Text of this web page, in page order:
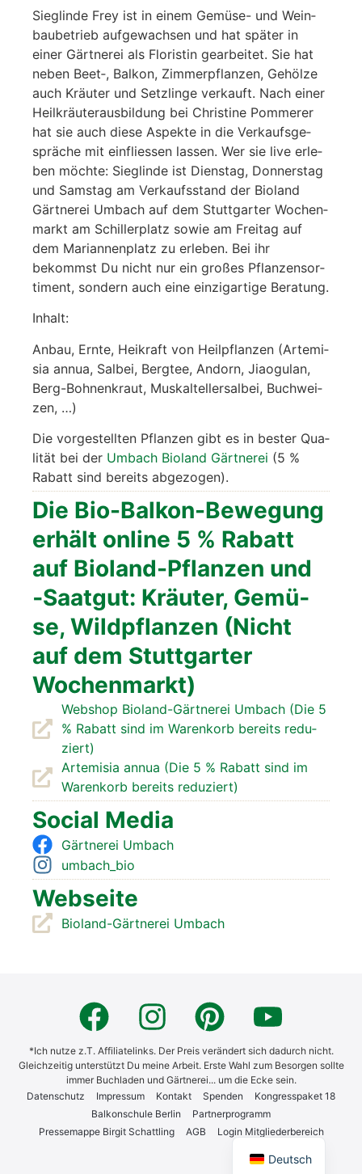
Sieg­lin­de Frey ist in einem Gemü­se- und Wein­
bau­be­trieb auf­ge­wach­sen und hat spä­ter in
einer Gärt­ne­rei als Flo­ris­tin gear­bei­tet. Sie hat
neben Beet‑, Bal­kon, Zim­mer­pflan­zen, Gehöl­ze
auch Kräu­ter und Setz­lin­ge ver­kauft. Nach einer
Heil­kräu­ter­aus­bil­dung bei Chris­ti­ne Pom­me­rer
hat sie auch die­se Aspek­te in die Ver­kaufs­ge­
sprä­che mit ein­flies­sen las­sen. Wer sie live erle­
ben möch­te: Sieg­lin­de ist Diens­tag, Don­ners­tag
und Sams­tag am Ver­kaufs­stand der Bio­land
Gärt­ne­rei Umbach auf dem Stutt­gar­ter Wochen­
markt am Schil­ler­platz sowie am Frei­tag auf
dem Mari­an­nen­platz zu erle­ben. Bei ihr
bekommst Du nicht nur ein gro­ßes Pflan­zen­sor­
ti­ment, son­dern auch eine ein­zig­ar­ti­ge Bera­tung.
Inhalt:
Anbau, Ern­te, Hei­kraft von Heil­pflan­zen (Arte­mi­
sia annua, Sal­bei, Berg­tee, Andorn, Jiao­gu­lan,
Berg-Boh­nen­kraut, Mus­kaltel­ler­sal­bei, Buch­wei­
zen, …)
Die vor­ge­stell­ten Pflan­zen gibt es in bes­ter Qua­
li­tät bei der Umbach Bio­land Gärt­ne­rei (5 %
Rabatt sind bereits abge­zo­gen).
Die Bio-Bal­kon-Bewe­gung
erhält online 5 % Rabatt
auf Bio­land-Pflan­zen und
‑Saat­gut: Kräu­ter, Gemü­
se, Wild­pflan­zen (Nicht
auf dem Stutt­gar­ter
Wochen­markt)
Web­shop Bio­land-Gärt­ne­rei Umbach (Die 5
% Rabatt sind im Waren­korb bereits redu­
ziert)
Arte­mi­sia annua (Die 5 % Rabatt sind im
Waren­korb bereits redu­ziert)
Social Media
Gärt­ne­rei Umbach
umbach_bio
Web­sei­te
Bio­land-Gärt­ne­rei Umbach
*Ich nutze z.T. Affiliatelinks. Der Preis verändert sich dadurch nicht.
Gleichzeitig unterstützt Du meine Arbeit. Erste Wahl zum Besorgen sollte
immer Buchladen und Gärtnerei... um die Ecke sein.
Daten­schutz
Impres­sum Kon­takt Spen­den
Kon­gress­pa­ket 18
Bal­kon­schu­le Ber­lin
Part­ner­pro­gramm
Pres­se­map­pe Bir­git Schatt­ling
AGB Log­in Mit­glie­der­be­reich
Deutsch
English